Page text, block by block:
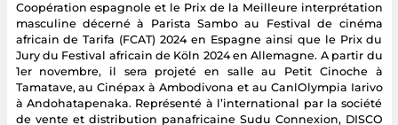
Coopération espagnole et le Prix de la Meilleure interprétation
masculine décerné à Parista Sambo au Festival de cinéma
africain de Tarifa (FCAT) 2024 en Espagne ainsi que le Prix du
Jury du Festival africain de Köln 2024 en Allemagne. A partir du
1er novembre, il sera projeté en salle au Petit Cinoche à
Tamatave, au Cinépax à Ambodivona et au CanlOlympia Iarivo
à Andohatapenaka. Représenté à l’international par la société
de vente et distribution panafricaine Sudu Connexion, DISCO